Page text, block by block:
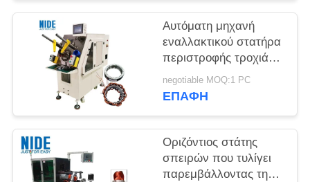
Αυτόματη μηχανή
εναλλακτικού στατήρα
περιστροφής τροχιάς
και σφήνας με έλεγχο
PLC
negotiable MOQ:1 PC
ΕΠΑΦΉ
Οριζόντιος στάτης
σπειρών που τυλίγει
παρεμβάλλοντας τη